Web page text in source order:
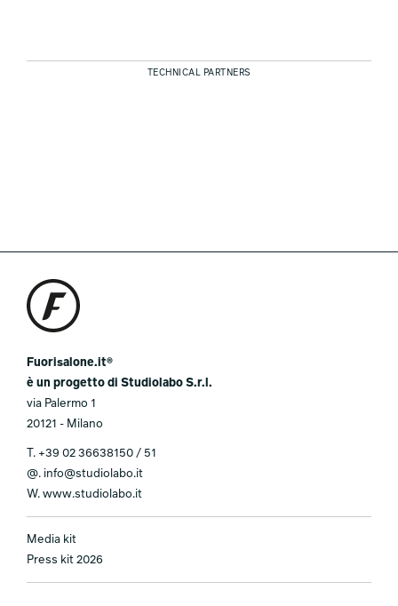
TECHNICAL PARTNERS
Fuorisalone.it®
è un progetto di Studiolabo S.r.l.
via Palermo 1
20121 - Milano
T. +39 02 36638150 / 51
@. info@studiolabo.it
W. www.studiolabo.it
Media kit
Press kit 2026